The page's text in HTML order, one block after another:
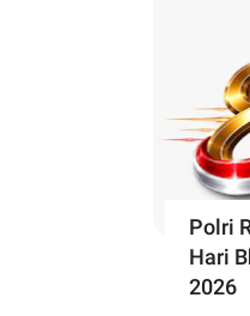
Polri
Hari
2026